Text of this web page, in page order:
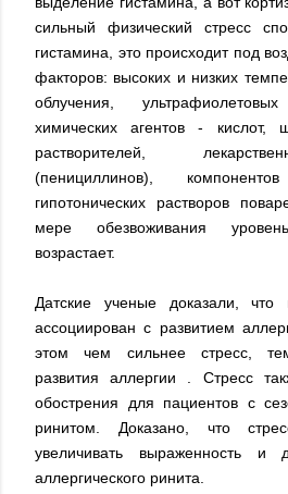
сильный физический стресс
гистамина, это происходит под
факторов: высоких и низких
облучения,
химических агентов - кислот,
растворителей,
(пенициллинов),
гипотонических растворов
мере обезвоживания
возрастает.
Датские ученые доказали, что
ассоциирован с развитием
этом чем сильнее стресс,
развития аллергии . Стресс
обострения для пациентов с
ринитом. Доказано, что
увеличивать выраженность и
аллергического ринита.